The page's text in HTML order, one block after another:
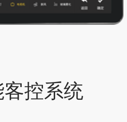
控系统